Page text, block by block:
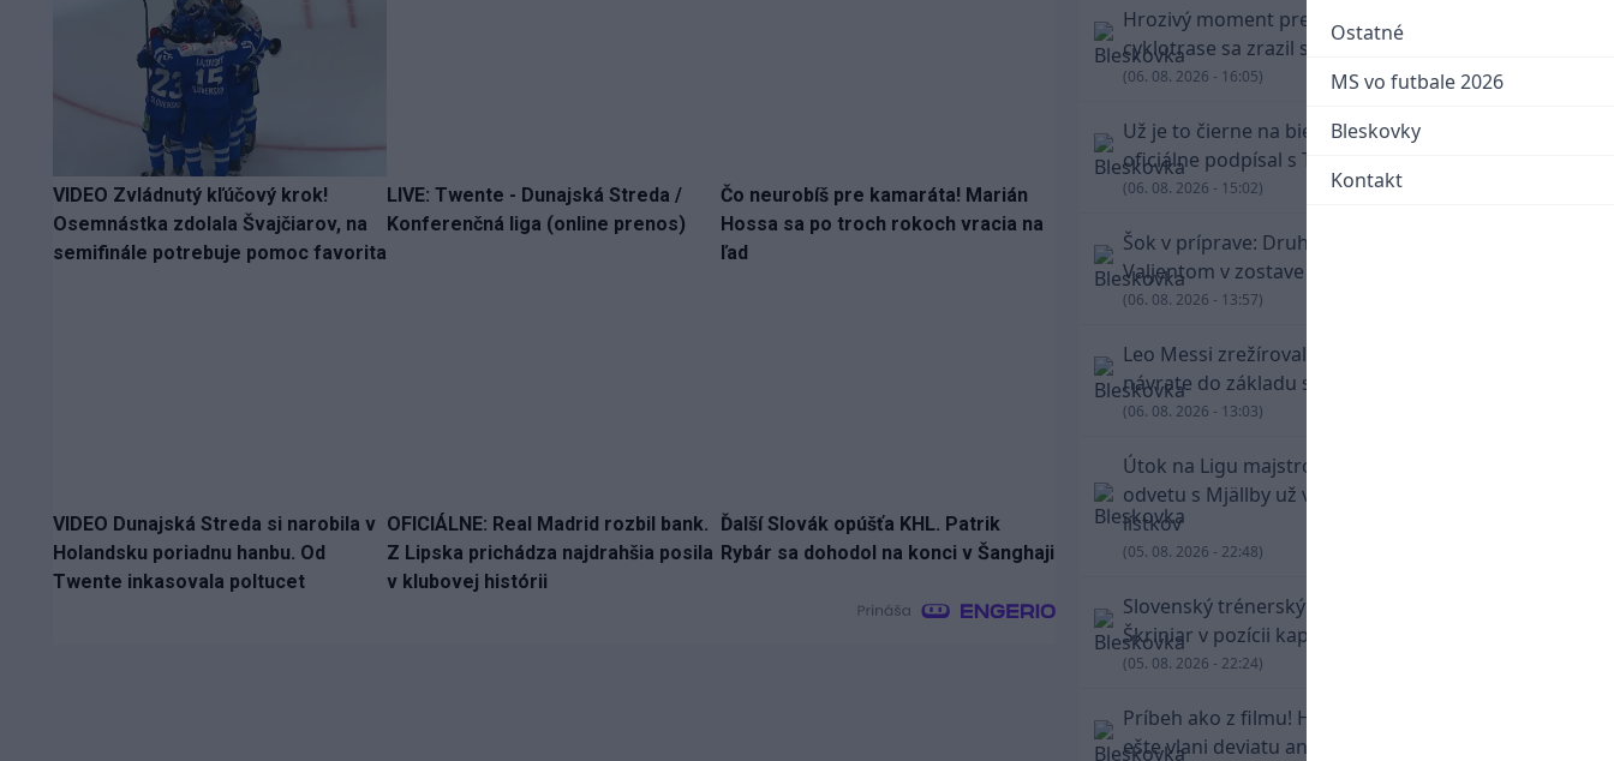
Ostatné
MS vo futbale 2026
Bleskovky
Kontakt
VIDEO Zvládnutý kľúčový krok!
Osemnástka zdolala Švajčiarov, na
semifinále potrebuje pomoc favorita
LIVE: Twente - Dunajská Streda /
Konferenčná liga (online prenos)
Čo neurobíš pre kamaráta! Marián
Hossa sa po troch rokoch vracia na
ľad
VIDEO Dunajská Streda si narobila v
Holandsku poriadnu hanbu. Od
Twente inkasovala poltucet
OFICIÁLNE: Real Madrid rozbil bank.
Z Lipska prichádza najdrahšia posila
v klubovej histórii
Ďalší Slovák opúšťa KHL. Patrik
Rybár sa dohodol na konci v Šanghaji
Hrozivý moment pre Zdena Cháru! Na
cyklotrase sa zrazil s bežcom
(06. 08. 2026 - 16:05)
Už je to čierne na bielom: Mohamed Salah
oficiálne podpísal s Trabzonsporom
(06. 08. 2026 - 15:02)
Šok v príprave: Druholigová Mallorca s
Valjentom v zostave zdolala PSG
(06. 08. 2026 - 13:57)
Leo Messi zrežíroval obrat Interu Miami, pri
návrate do základu strelil dva góly
(06. 08. 2026 - 13:03)
Útok na Ligu majstrov láka! Slovan hlási na
odvetu s Mjällby už viac ako 13-tisíc predaných
lístkov
(05. 08. 2026 - 22:48)
Slovenský trénerský súboj pre Borbélyho,
Škriniar v pozícii kapitána potiahol Fenerbahce
(05. 08. 2026 - 22:24)
Príbeh ako z filmu! Hrdina Slovana Kianga hral
ešte vlani deviatu anglickú ligu